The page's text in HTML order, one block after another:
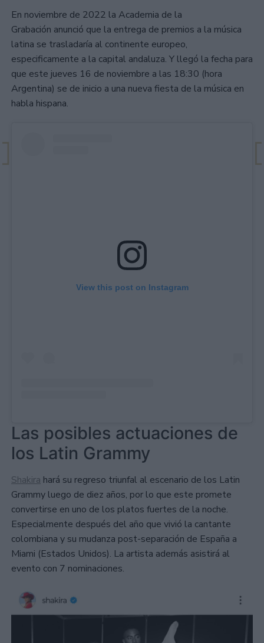
En noviembre de 2022 la Academia de la
Grabación anunció que la entrega de premios a la música
latina se trasladaría al continente europeo,
especificamente a la capital andaluza. Y llegó la fecha para
que este jueves 16 de noviembre a las 18:30 (hora
Argentina) se de inicio a una nueva fiesta de la música en
habla hispana.
View this post on Instagram
Las posibles actuaciones de
los Latin Grammy
Shakira hará su regreso triunfal al escenario de los Latin
Grammy luego de diez años, por lo que este promete
convertirse en uno de los platos fuertes de la noche.
Especialmente después del año que vivió la cantante
colombiana y su mudanza post-separación de España a
Miami (Estados Unidos). La artista además asistirá al
evento con 7 nominaciones.